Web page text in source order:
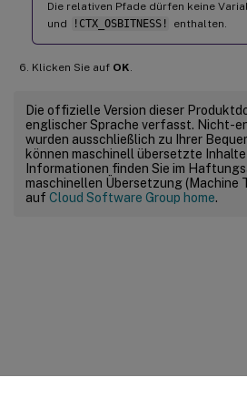
Die relativen Pfade dürfen keine
und
!CTX_OSBITNESS! enthalten.
Klicken Sie auf OK
Die offizielle Version dieser
englischer Sprache verfasst. Nicht-
wurden ausschließlich zu Ihrer
können maschinell übersetzte
Informationen finden Sie im
maschinellen Übersetzung (Machine
auf Cloud Software Group home.